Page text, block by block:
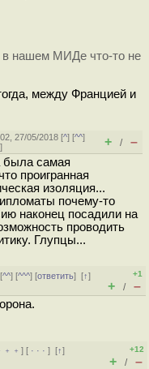
в нашем МИДе что-то не
между Францией и
27/05/2018 [^] [^^]
] + / –
была самая
проигранная
изоляция...
почему-то
наконец посадили на
проводить
Глупцы...
^^] [^^^] [ответить][↑]
+1
+ / –
] [ · · ·][↑]
+12
+ / –